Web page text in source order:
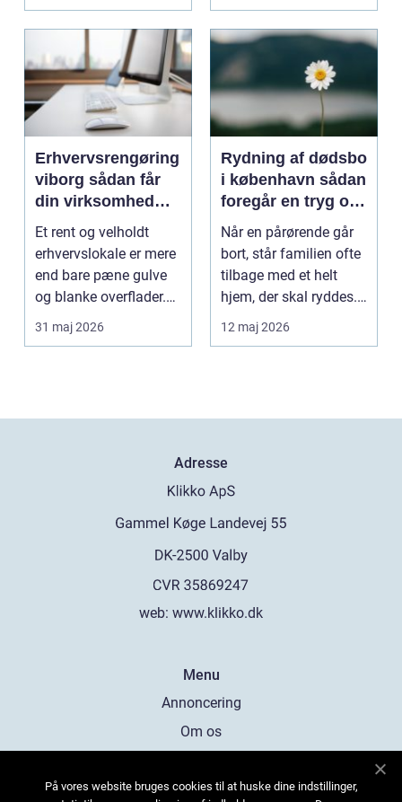
Erhvervsrengøring
viborg sådan får
din virksomhed
mere tid og bedre
arbejdsmiljø
Et rent og velholdt
erhvervslokale er mere
end bare pæne gulve
og blanke overflader.
Rengøringen påv...
31 maj 2026
Rydning af dødsbo
i københavn sådan
foregår en tryg og
effektiv proces
Når en pårørende går
bort, står familien ofte
tilbage med et helt
hjem, der skal ryddes.
Møbler, per...
12 maj 2026
Adresse
web: www.klikko.dk
Menu
Annoncering
Om os
Kontakt os
På vores website bruges cookies til at huske dine indstillinger,